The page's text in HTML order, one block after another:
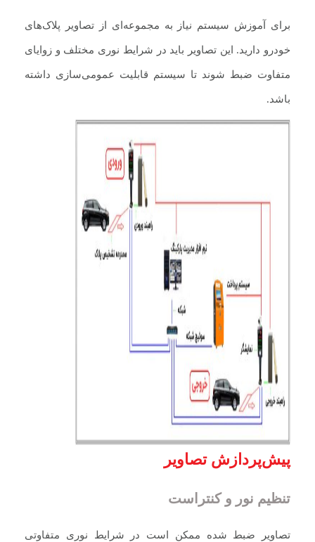
برای آموزش سیستم نیاز به مجموعه‌ای از تصاویر پلاک‌های
خودرو دارید. این تصاویر باید در شرایط نوری مختلف و زوایای
متفاوت ضبط شوند تا سیستم قابلیت عمومی‌سازی داشته
باشد.
پیش‌پردازش تصاویر
تنظیم نور و کنتراست
تصاویر ضبط شده ممکن است در شرایط نوری متفاوتی